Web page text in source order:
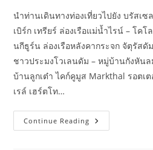
นำท่านเดินทางท่องเที่ยวไปยัง บรัสเซ
เบิร์ก เทรียร์ ล่องเรือแม่น้ำไรน์ – โค
นกีธูร์น ล่องเรือหลังคากระจก จัตุรัส
ชาวประมงโวเลนดัม – หมู่บ้านกังหัน
บ้านลูกเต๋า ไคก์คูมูส Markthal รอตเ
เรล์ เฮร์ตโท…
Continue Reading The
Unique